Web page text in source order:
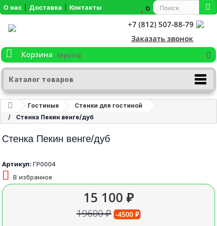
О нас Доставка Контакты 0
+7 (812) 507-88-79
Заказать звонок
Корзина
(пусто)
Каталог товаров
Гостиные
Стенки для гостиной
Стенка Пекин венге/дуб
Стенка Пекин венге/дуб
Артикул: ГР0004
В избранное
15 100 ₽
19600 ₽ -4500 ₽